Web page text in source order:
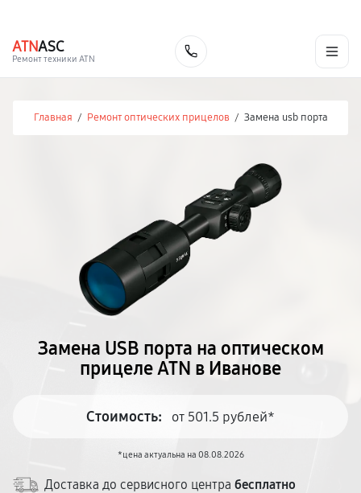
ATNASC
Ремонт техники ATN
Главная / Ремонт оптических прицелов / Замена usb порта
Замена USB порта на оптическом
прицеле ATN в Иванове
Стоимость: от 501.5 рублей*
*цена актуальна на 08.08.2026
Доставка до сервисного центра бесплатно